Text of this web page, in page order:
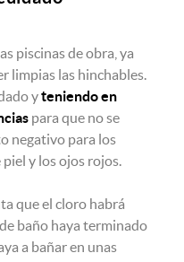
piscinas de obra, ya
limpias las hinchables.
yteniendo en
para que no se
negativo para los
y los ojos rojos.
que el cloro habrá
baño haya terminado
a bañar en unas